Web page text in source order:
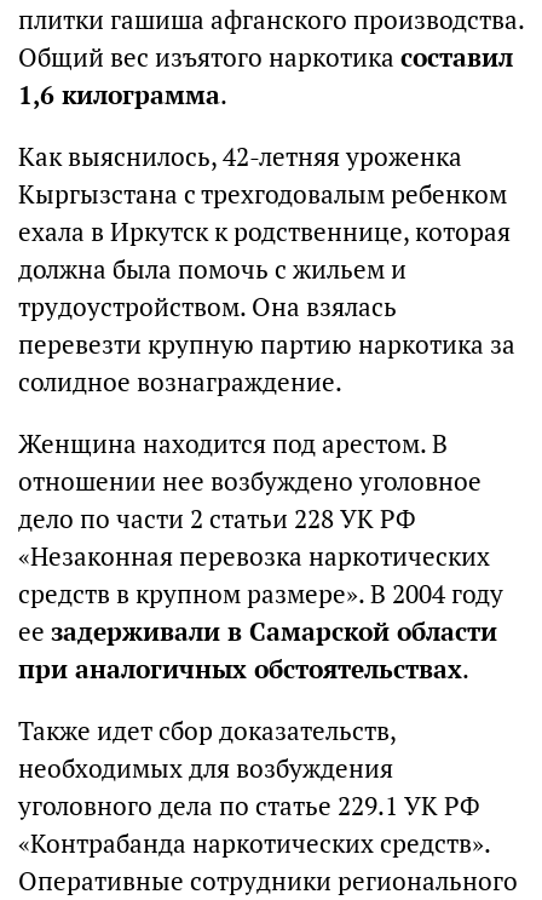
плитки гашиша афганского производства.
Общий вес изъятого наркотика составил
1,6 килограмма.
Как выяснилось, 42-летняя уроженка
Кыргызстана с трехгодовалым ребенком
ехала в Иркутск к родственнице, которая
должна была помочь с жильем и
трудоустройством. Она взялась
перевезти крупную партию наркотика за
солидное вознаграждение.
Женщина находится под арестом. В
отношении нее возбуждено уголовное
дело по части 2 статьи 228 УК РФ
«Незаконная перевозка наркотических
средств в крупном размере». В 2004 году
ее задерживали в Самарской области
при аналогичных обстоятельствах.
Также идет сбор доказательств,
необходимых для возбуждения
уголовного дела по статье 229.1 УК РФ
«Контрабанда наркотических средств».
Оперативные сотрудники регионального